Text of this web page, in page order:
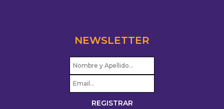
NEWSLETTER